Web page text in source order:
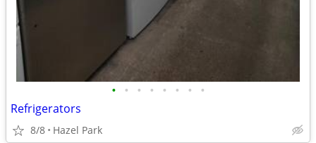
• • • • • • • •
Refrigerators
8/8 Hazel Park